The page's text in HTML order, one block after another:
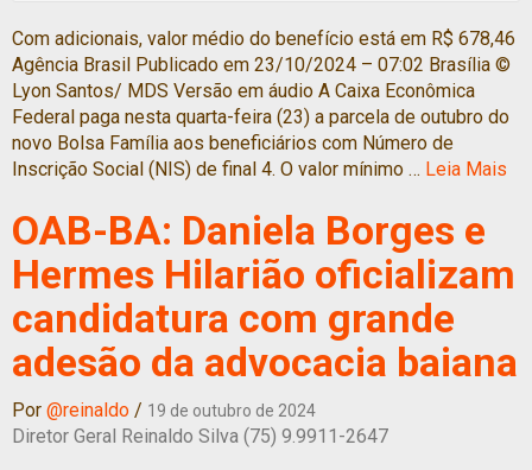
Com adicionais, valor médio do benefício está em R$ 678,46
Agência Brasil Publicado em 23/10/2024 – 07:02 Brasília ©
Lyon Santos/ MDS Versão em áudio A Caixa Econômica
Federal paga nesta quarta-feira (23) a parcela de outubro do
novo Bolsa Família aos beneficiários com Número de
Inscrição Social (NIS) de final 4. O valor mínimo … Leia Mais
OAB-BA: Daniela Borges e
Hermes Hilarião oficializam
candidatura com grande
adesão da advocacia baiana
Por @reinaldo / 19 de outubro de 2024
Diretor Geral Reinaldo Silva (75) 9.9911-2647